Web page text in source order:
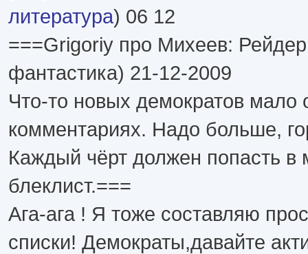
литература) 06 12
===Grigoriy про Михеев:
фантастика) 21-12-2009
Что-то новых демократов мало
комментариях. Надо больше,
Каждый чёрт должен попасть в
блеклист.===
Ага-ага ! Я тоже составляю
списки! Демократы,давайте